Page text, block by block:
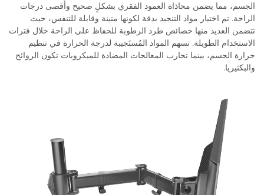
الجسم، مما يضمن محاذاة العمود الفقري بشكلٍ صحيح وأقصى درجات
الراحة. تم اختيار مواد التنجيد بدقة لكونها متينة وقابلة للتنفس، حيث
تتضمن العديد منها خصائص طرد الرطوبة للحفاظ على الراحة خلال فترات
الاستخدام الطويلة. تسهم المواد المُستَجيبة لدرجة الحرارة في تنظيم
حرارة الجسم، بينما تحارب المعالجات المضادة للميكروبات تكون الروائح
والبكتيريا.